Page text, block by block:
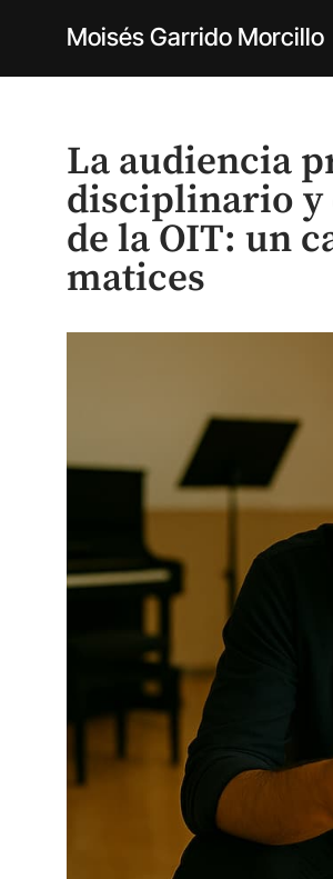
Moisés Garrido Morcillo
La audiencia
disciplinario y
de la OIT: un
matices